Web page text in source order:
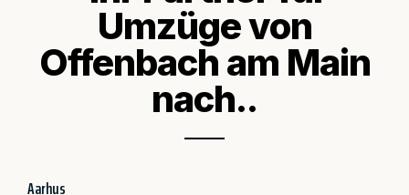
Umzüge von
Offenbach am Main
nach..
Aarhus